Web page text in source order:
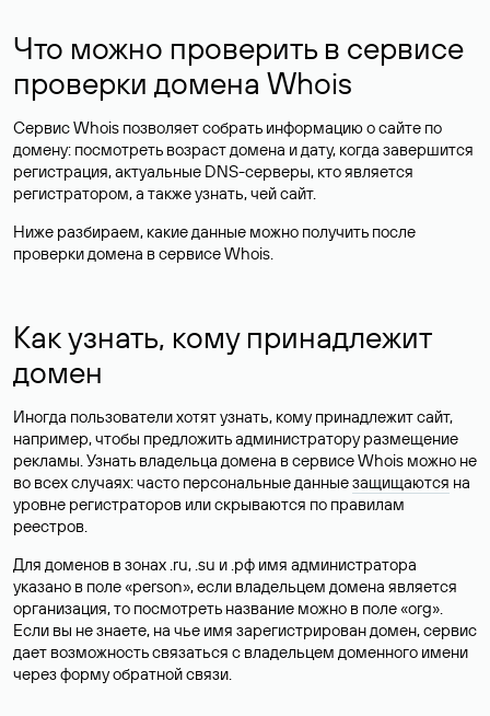
Что можно проверить в сервисе
проверки домена Whois
Сервис Whois позволяет собрать информацию о сайте по
домену: посмотреть возраст домена и дату, когда завершится
регистрация, актуальные DNS-серверы, кто является
регистратором, а также узнать, чей сайт.
Ниже разбираем, какие данные можно получить после
проверки домена в сервисе Whois.
Как узнать, кому принадлежит
домен
Иногда пользователи хотят узнать, кому принадлежит сайт,
например, чтобы предложить администратору размещение
рекламы. Узнать владельца домена в сервисе Whois можно не
во всех случаях: часто персональные данныезащищаются на
уровне регистраторов или скрываются по правилам
реестров.
Для доменов в зонах .ru, .su и .рф имя администратора
указано в поле «person», если владельцем домена является
организация, то посмотреть название можно в поле «org».
Если вы не знаете, на чье имя зарегистрирован домен, сервис
дает возможность связаться с владельцем доменного имени
через форму обратной связи.